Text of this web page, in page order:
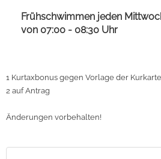
Frühschwimmen jeden
von 07:00 - 08:30 Uhr
1 Kurtaxbonus gegen Vorlage der
2 auf Antrag
Änderungen vorbehalten!